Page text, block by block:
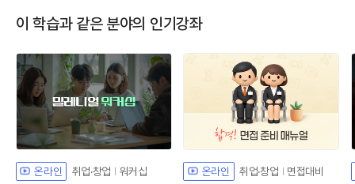
이 학습과 같은 분야의 인기강좌
온라인 취업·창업 워커십 온라인 취업·창업 면접대비